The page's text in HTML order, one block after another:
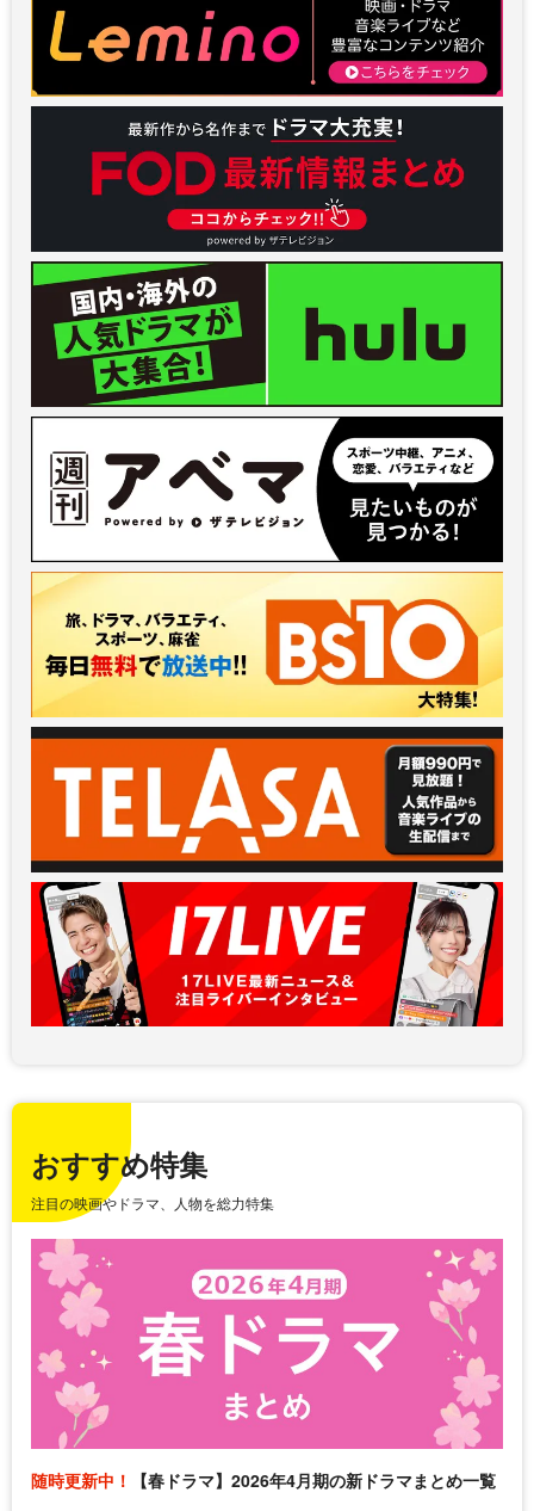
おすすめ特集
注目の映画やドラマ、人物を総力特集
随時更新中！ 【春ドラマ】2026年4月期の新ドラマまとめ一覧